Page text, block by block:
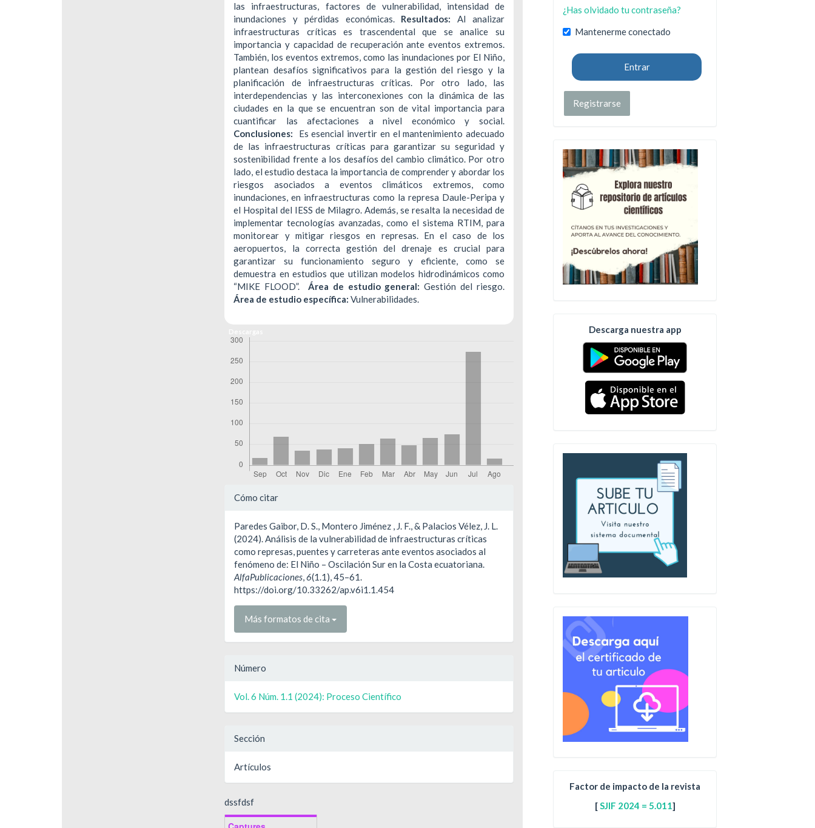
las infraestructuras, factores de vulnerabilidad, intensidad de
inundaciones y pérdidas económicas. Resultados:Al analizar
infraestructuras críticas es trascendental que se analice su
importancia y capacidad de recuperación ante eventos extremos.
También, los eventos extremos, como las inundaciones por El Niño,
plantean desafíos significativos para la gestión del riesgo y la
planificación de infraestructuras críticas. Por otro lado, las
interdependencias y las interconexiones con la dinámica de las
ciudades en la que se encuentran son de vital importancia para
cuantificar las afectaciones a nivel económico y social.
Conclusiones: Es esencial invertir en el mantenimiento adecuado
de las infraestructuras críticas para garantizar su seguridad y
sostenibilidad frente a los desafíos del cambio climático. Por otro
lado, el estudio destaca la importancia de comprender y abordar los
riesgos asociados a eventos climáticos extremos, como
inundaciones, en infraestructuras como la represa Daule-Peripa y
el Hospital del IESS de Milagro. Además, se resalta la necesidad de
implementar tecnologías avanzadas, como el sistema RTIM, para
monitorear y mitigar riesgos en represas. En el caso de los
aeropuertos, la correcta gestión del drenaje es crucial para
garantizar su funcionamiento seguro y eficiente, como se
demuestra en estudios que utilizan modelos hidrodinámicos como
“MIKE FLOOD”. Área de estudio general:Gestión del riesgo.
Área de estudio específica:Vulnerabilidades.
Detalles
artículo
Cómo citar
Paredes Gaibor, D. S., Montero Jiménez , J. F., & Palacios Vélez, J. L.
(2024). Análisis de la vulnerabilidad de infraestructuras críticas
como represas, puentes y carreteras ante eventos asociados al
fenómeno de: El Niño – Oscilación Sur en la Costa ecuatoriana.
AlfaPublicaciones,6(1.1), 45–61.
https://doi.org/10.33262/ap.v6i1.1.454
Más formatos de cita
Número
Vol. 6 Núm. 1.1 (2024): Proceso Científico
Sección
Artículos
dssfdsf
¿Has olvidado tu contraseña?
Mantenerme conectado
Entrar
Registrarse
Descarga nuestra app
Factor de impacto de la revista
[ SJIF 2024 = 5.011]